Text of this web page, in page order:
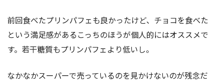
前回食べたプリンパフェも良かったけど、チョコを食べた
という満足感があるこっちのほうが個人的にはオススメで
す。若干糖質もプリンパフェより低いし。
なかなかスーパーで売っているのを見かけないのが残念だ